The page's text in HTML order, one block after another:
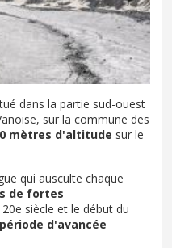
dans la partie sud-ouest
sur la commune des
mètres d'altitude sur le
qui ausculte chaque
de fortes
siècle et le début du
d'avancée